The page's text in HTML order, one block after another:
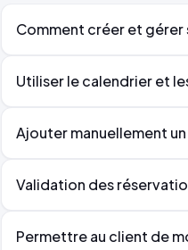
Comment créer et
Utiliser le calendrier et
Ajouter manuellement
Validation des
Permettre au client de